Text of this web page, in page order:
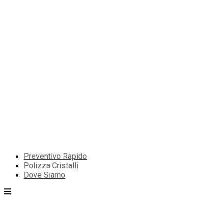
Preventivo Rapido
Polizza Cristalli
Dove Siamo